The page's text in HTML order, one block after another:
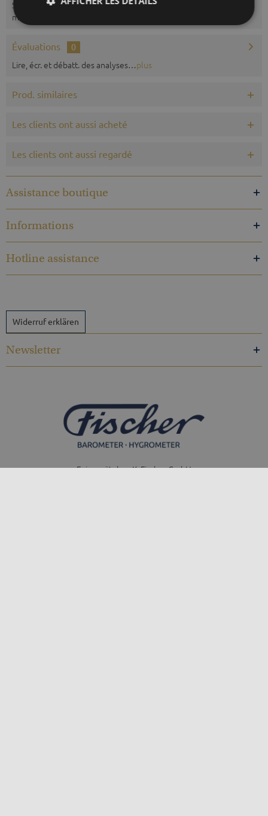
Station météorologique maritime avec horloge à quartz ou à
marée, baromètre et...
Évaluations 0
Lire, écr. et débatt. des analyses…plus
Prod. similaires
Les clients ont aussi acheté
Les clients ont aussi regardé
Feingerätebau K. Fischer GmbH
Assistance boutique
Informations
Hotline assistance
Widerruf erklären
Newsletter